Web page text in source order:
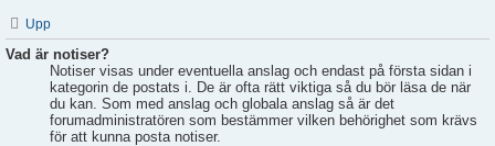
Upp
Vad är notiser?
Notiser visas under eventuella anslag och endast på första sidan i
kategorin de postats i. De är ofta rätt viktiga så du bör läsa de när
du kan. Som med anslag och globala anslag så är det
forumadministratören som bestämmer vilken behörighet som krävs
för att kunna posta notiser.